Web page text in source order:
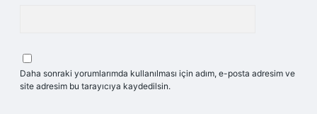
Daha sonraki yorumlarımda kullanılması için adım, e-posta adresim ve
site adresim bu tarayıcıya kaydedilsin.